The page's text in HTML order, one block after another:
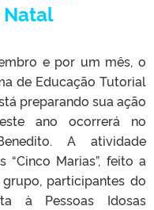
Natal
e por um mês, o
de Educação Tutorial
preparando sua ação
ano ocorrerá no
A atividade
Marias”, feito a
participantes do
à Pessoas Idosas